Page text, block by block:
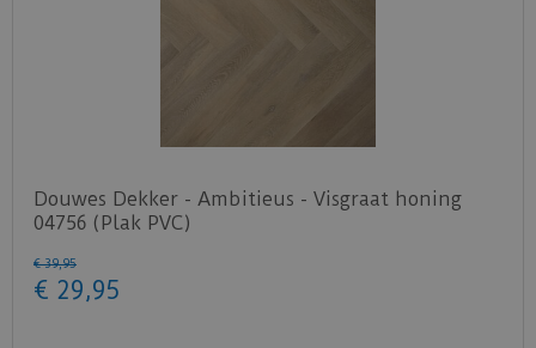
Douwes Dekker - Ambitieus - Visgraat honing
04756 (Plak PVC)
€ 39,95
€ 29,95